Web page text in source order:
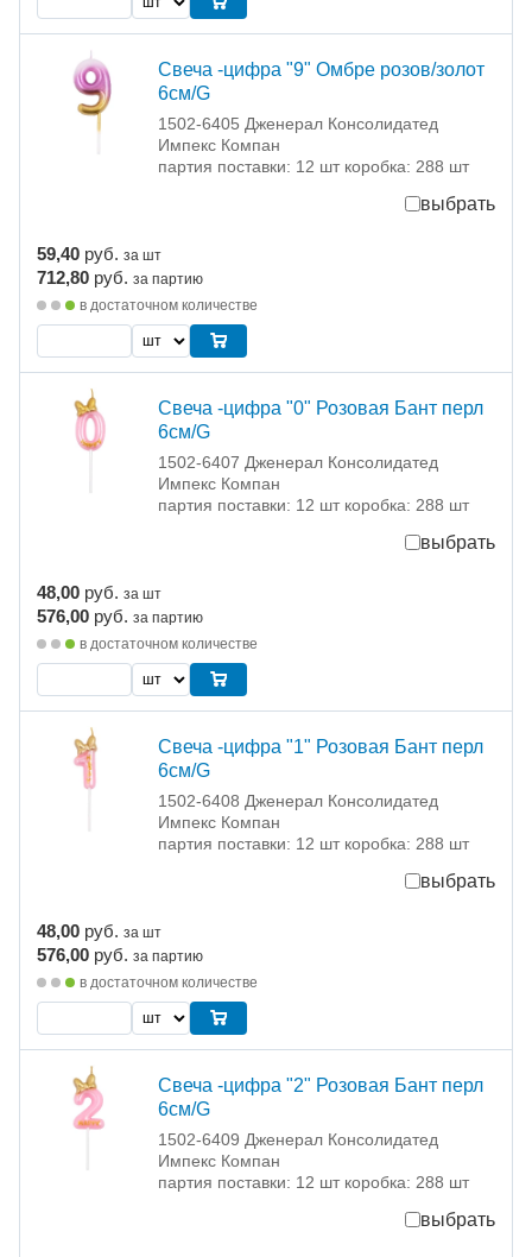
Свеча -цифра "9" Омбре розов/золот
6см/G
1502-6405 Дженерал Консолидатед
Импекс Компан
партия поставки: 12 шт коробка: 288 шт
выбрать
59,40 руб. за шт
712,80 руб. за партию
в достаточном количестве
Свеча -цифра "0" Розовая Бант перл
6см/G
1502-6407 Дженерал Консолидатед
Импекс Компан
партия поставки: 12 шт коробка: 288 шт
выбрать
48,00 руб. за шт
576,00 руб. за партию
в достаточном количестве
Свеча -цифра "1" Розовая Бант перл
6см/G
1502-6408 Дженерал Консолидатед
Импекс Компан
партия поставки: 12 шт коробка: 288 шт
выбрать
48,00 руб. за шт
576,00 руб. за партию
в достаточном количестве
Свеча -цифра "2" Розовая Бант перл
6см/G
1502-6409 Дженерал Консолидатед
Импекс Компан
партия поставки: 12 шт коробка: 288 шт
выбрать